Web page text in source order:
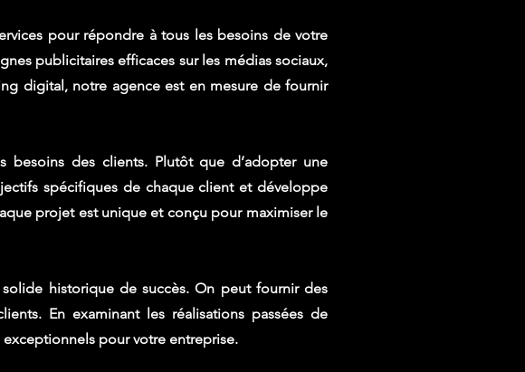
pour répondre à tous les besoins de votre
publicitaires efficaces sur les médias sociaux,
digital, notre agence est en mesure de fournir
besoins des clients. Plutôt que d’adopter une
spécifiques de chaque client et développe
projet est unique et conçu pour maximiser le
historique de succès. On peut fournir des
En examinant les réalisations passées de
exceptionnels pour votre entreprise.